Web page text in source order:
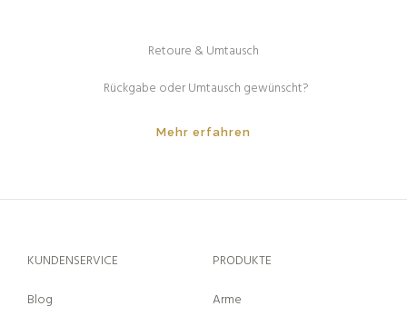
Retoure & Umtausch
Rückgabe oder Umtausch gewünscht?
Mehr erfahren
KUNDENSERVICE
Blog
PRODUKTE
Arme